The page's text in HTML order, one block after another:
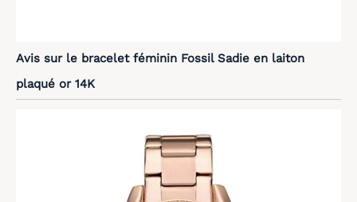
connectée femme et
homme assure un suivi
continu 24h/24 de votre
automatique en cas
d'anomalie du rythme
cardiaque, offrant une
sécurité proactive. Ces
Avis sur le bracelet féminin Fossil Sadie en laiton
plaqué or 14K